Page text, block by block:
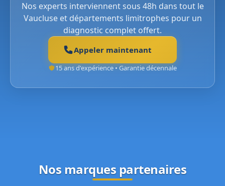
Nos experts interviennent sous 48h dans tout le
Vaucluse et départements limitrophes pour un
diagnostic complet offert.
Appeler maintenant
15 ans d'expérience • Garantie décennale
Nos marques partenaires